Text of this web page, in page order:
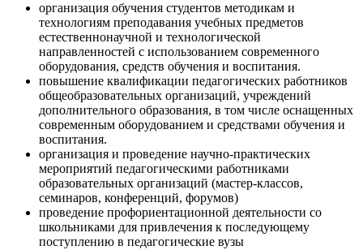
организация обучения студентов методикам и
технологиям преподавания учебных предметов
естественнонаучной и технологической
направленностей с использованием современного
оборудования, средств обучения и воспитания.
повышение квалификации педагогических работников
общеобразовательных организаций, учреждений
дополнительного образования, в том числе оснащенных
современным оборудованием и средствами обучения и
воспитания.
организация и проведение научно-практических
мероприятий педагогическими работниками
образовательных организаций (мастер-классов,
семинаров, конференций, форумов)
проведение профориентационной деятельности со
школьниками для привлечения к последующему
поступлению в педагогические вузы